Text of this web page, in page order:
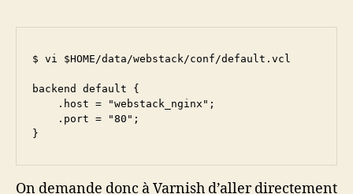
$ vi $HOME/data/webstack/conf/default.vcl
backend default {
.host = "webstack_nginx";
.port = "80";
}
On demande donc à Varnish d’aller directement